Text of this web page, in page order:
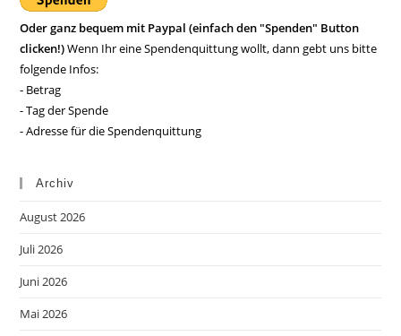
Oder ganz bequem mit Paypal (einfach den "Spenden" Button
clicken!)Wenn Ihr eine Spendenquittung wollt, dann gebt uns bitte
folgende Infos:
- Betrag
- Tag der Spende
- Adresse für die Spendenquittung
Archiv
August 2026
Juli 2026
Juni 2026
Mai 2026